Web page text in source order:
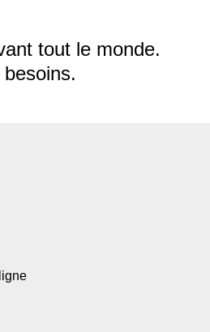
tout le monde.